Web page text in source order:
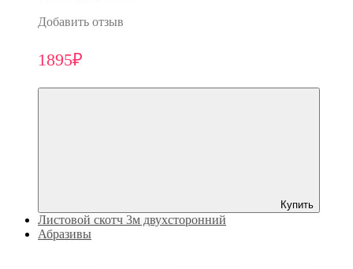
Добавить отзыв
1895₽
Купить
Листовой скотч 3м двухсторонний
Абразивы